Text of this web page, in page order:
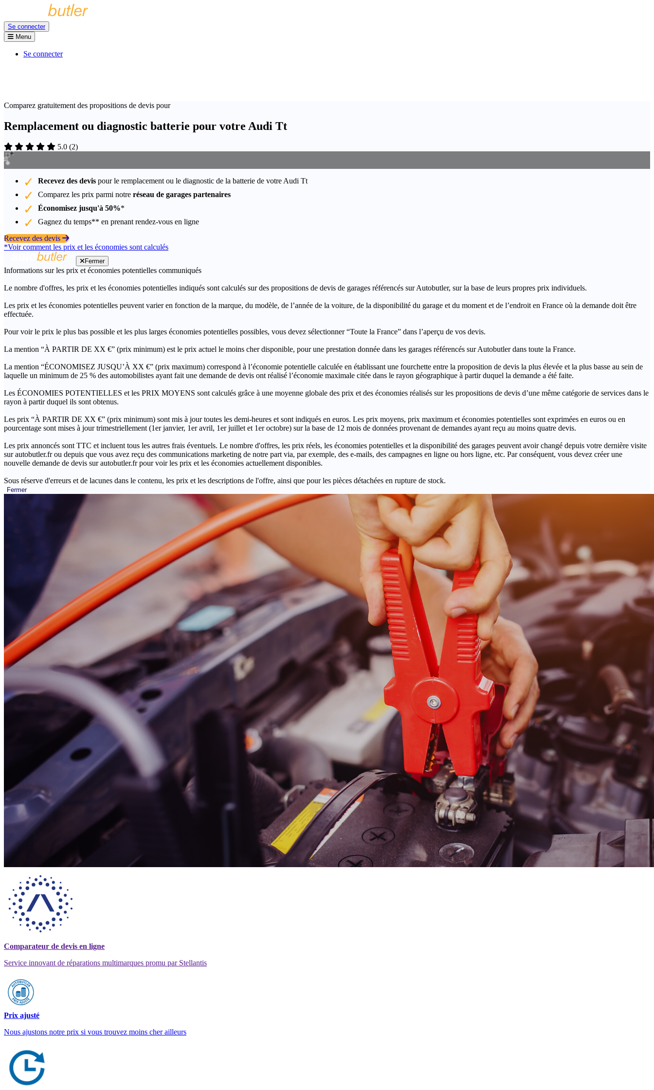
Se connecter
Menu
Se connecter
Comparez gratuitement des propositions de devis pour
Remplacement ou diagnostic batterie pour votre Audi Tt
5.0 (2)
Recevez des devis pour le remplacement ou le diagnostic de la batterie de votre Audi Tt
Comparez les prix parmi notre réseau de garages partenaires
Économisez jusqu'à 50%*
Gagnez du temps** en prenant rendez-vous en ligne
Recevez des devis
*Voir comment les prix et les économies sont calculés
Fermer
Informations sur les prix et économies potentielles communiqués
Le nombre d'offres, les prix et les économies potentielles indiqués sont calculés sur des propositions de devis de garages référencés sur Autobutler, sur la base de leurs propres prix individuels.
Les prix et les économies potentielles peuvent varier en fonction de la marque, du modèle, de l’année de la voiture, de la disponibilité du garage et du moment et de l’endroit en France où la demande doit être
effectuée.
Pour voir le prix le plus bas possible et les plus larges économies potentielles possibles, vous devez sélectionner “Toute la France” dans l’aperçu de vos devis.
La mention “À PARTIR DE XX €” (prix minimum) est le prix actuel le moins cher disponible, pour une prestation donnée dans les garages référencés sur Autobutler dans toute la France.
La mention “ÉCONOMISEZ JUSQU’À XX €” (prix maximum) correspond à l’économie potentielle calculée en établissant une fourchette entre la proposition de devis la plus élevée et la plus basse au sein de
laquelle un minimum de 25 % des automobilistes ayant fait une demande de devis ont réalisé l’économie maximale citée dans le rayon géographique à partir duquel la demande a été faite.
Les ÉCONOMIES POTENTIELLES et les PRIX MOYENS sont calculés grâce à une moyenne globale des prix et des économies réalisés sur les propositions de devis d’une même catégorie de services dans le
rayon à partir duquel ils sont obtenus.
Les prix “À PARTIR DE XX €” (prix minimum) sont mis à jour toutes les demi-heures et sont indiqués en euros. Les prix moyens, prix maximum et économies potentielles sont exprimées en euros ou en
pourcentage sont mises à jour trimestriellement (1er janvier, 1er avril, 1er juillet et 1er octobre) sur la base de 12 mois de données provenant de demandes ayant reçu au moins quatre devis.
Les prix annoncés sont TTC et incluent tous les autres frais éventuels. Le nombre d'offres, les prix réels, les économies potentielles et la disponibilité des garages peuvent avoir changé depuis votre dernière visite
sur autobutler.fr ou depuis que vous avez reçu des communications marketing de notre part via, par exemple, des e-mails, des campagnes en ligne ou hors ligne, etc. Par conséquent, vous devez créer une
nouvelle demande de devis sur autobutler.fr pour voir les prix et les économies actuellement disponibles.
Sous réserve d'erreurs et de lacunes dans le contenu, les prix et les descriptions de l'offre, ainsi que pour les pièces détachées en rupture de stock.
Fermer
Comparateur de devis en ligne
Service innovant de réparations multimarques promu par Stellantis
Prix ajusté
Nous ajustons notre prix si vous trouvez moins cher ailleurs